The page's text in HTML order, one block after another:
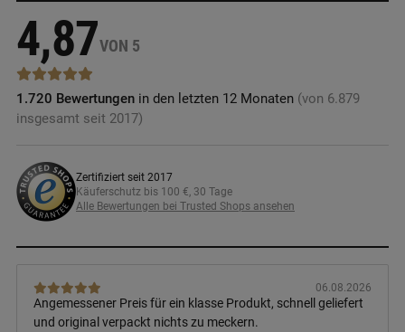
4,87VON 5
1.720 Bewertungen in den letzten 12 Monaten (von 6.879
insgesamt seit 2017)
Zertifiziert seit 2017
Käuferschutz bis 100 €, 30 Tage
Alle Bewertungen bei Trusted Shops ansehen
06.08.2026
Angemessener Preis für ein klasse Produkt, schnell geliefert
und original verpackt nichts zu meckern.